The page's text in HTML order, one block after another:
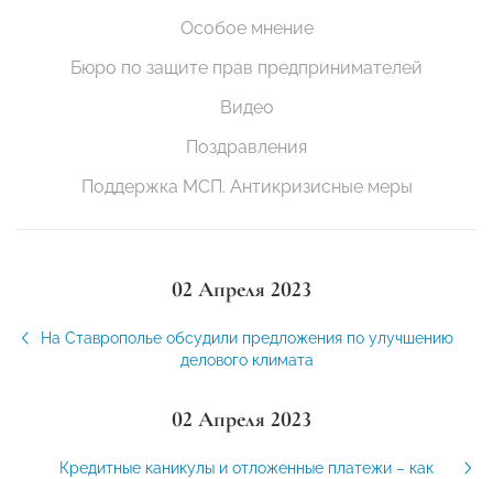
Особое мнение
Бюро по защите прав предпринимателей
Видео
Поздравления
Поддержка МСП. Антикризисные меры
02 Апреля 2023
На Ставрополье обсудили предложения по улучшению
делового климата
02 Апреля 2023
Кредитные каникулы и отложенные платежи – как